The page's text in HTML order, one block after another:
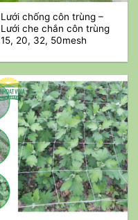
Lưới chống côn trùng –
Lưới che chắn côn trùng
15, 20, 32, 50mesh